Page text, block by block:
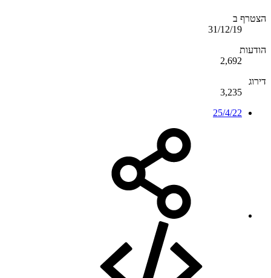
הצטרף ב
31/12/19
הודעות
2,692
דירוג
3,235
25/4/22